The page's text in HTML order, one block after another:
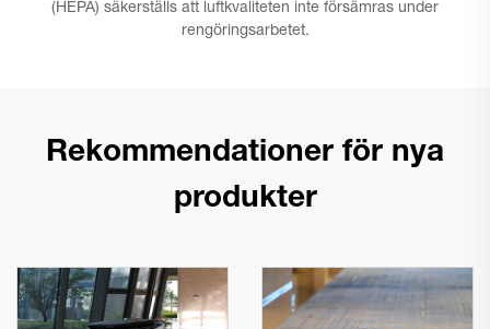
(HEPA) säkerställs att luftkvaliteten inte försämras under
rengöringsarbetet.
Rekommendationer för nya
produkter